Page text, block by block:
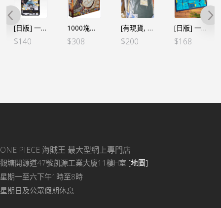
[日版] 一番くじ -海賊王咭牌遊戲-B賞 薩波大毛巾 60X90CM
$140
1000塊砌圖 兩年後路飛馬賽克
$308
[有現貨, 限店直接買][日本代用框] 鋁製砌圖代用框架 (1000塊用 50x75cm) 黑色/ 白色/ 銀色/ 金色
$200
[日版] 一番くじ 難攻不落ノ懐刀 – F賞 大毛巾
$168
ONE PIECE 海賊王 最大型網上專門店
觀塘開源道47號凱源工業大廈11樓H室 [地圖]
星期一至六下午1時至8時
星期日及公眾假期休息